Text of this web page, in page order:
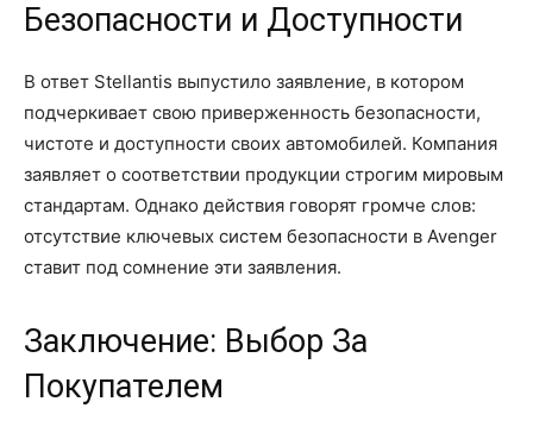
Безопасности и Доступности
В ответ Stellantis выпустило заявление, в котором
подчеркивает свою приверженность безопасности,
чистоте и доступности своих автомобилей. Компания
заявляет о соответствии продукции строгим мировым
стандартам. Однако действия говорят громче слов:
отсутствие ключевых систем безопасности в Avenger
ставит под сомнение эти заявления.
Заключение: Выбор За
Покупателем